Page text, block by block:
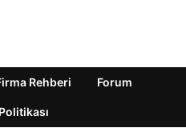
Rehberi Forum